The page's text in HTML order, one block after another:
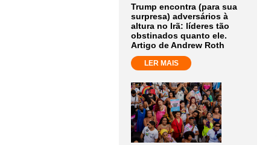
Trump encontra (para sua
surpresa) adversários à
altura no Irã: líderes tão
obstinados quanto ele.
Artigo de Andrew Roth
LER MAIS